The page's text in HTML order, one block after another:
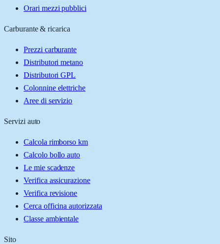
Orari mezzi pubblici
Carburante & ricarica
Prezzi carburante
Distributori metano
Distributori GPL
Colonnine elettriche
Aree di servizio
Servizi auto
Calcola rimborso km
Calcolo bollo auto
Le mie scadenze
Verifica assicurazione
Verifica revisione
Cerca officina autorizzata
Classe ambientale
Sito